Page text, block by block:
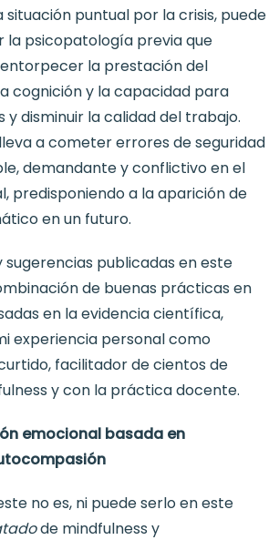
situación puntual por la crisis, puede
la psicopatología previa que
la prestación del
cognición y la capacidad para
y disminuir la calidad del trabajo.
a cometer errores de seguridad
demandante y conflictivo en el
predisponiendo a la aparición de
en un futuro.
sugerencias publicadas en este
de buenas prácticas en
en la evidencia científica,
experiencia personal como
facilitador de cientos de
y con la práctica docente.
emocional basada en
no es, ni puede serlo en este
de mindfulness y